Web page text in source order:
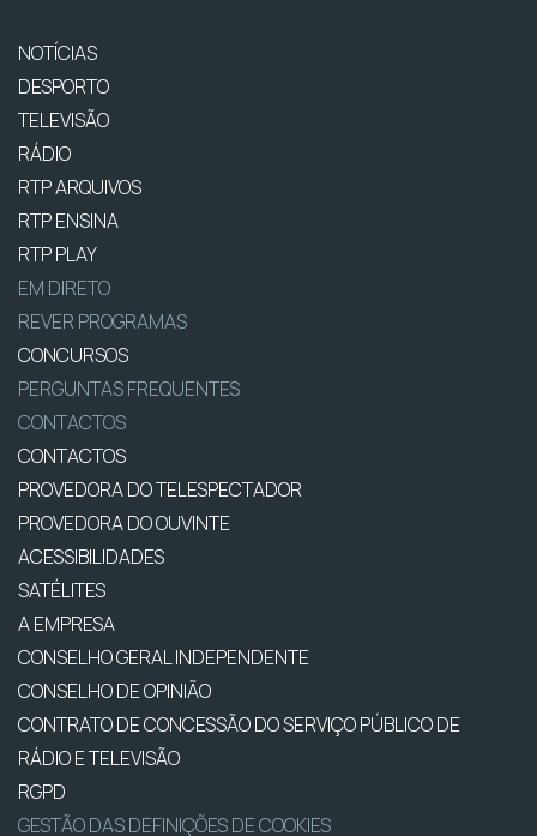
NOTÍCIAS
DESPORTO
TELEVISÃO
RÁDIO
RTP ARQUIVOS
RTP ENSINA
RTP PLAY
EM DIRETO
REVER PROGRAMAS
CONCURSOS
PERGUNTAS FREQUENTES
CONTACTOS
CONTACTOS
PROVEDORA DO TELESPECTADOR
PROVEDORA DO OUVINTE
ACESSIBILIDADES
SATÉLITES
A EMPRESA
CONSELHO GERAL INDEPENDENTE
CONSELHO DE OPINIÃO
CONTRATO DE CONCESSÃO DO SERVIÇO PÚBLICO DE
RÁDIO E TELEVISÃO
RGPD
GESTÃO DAS DEFINIÇÕES DE COOKIES